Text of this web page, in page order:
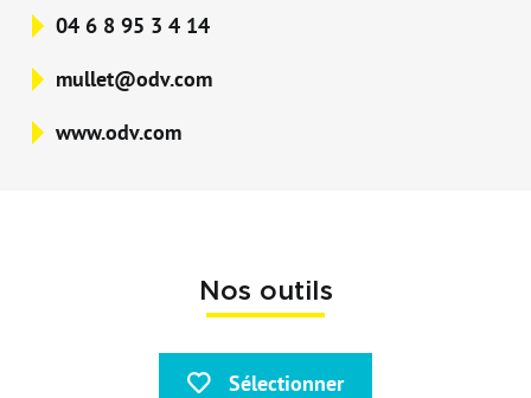
04 6 8 95 3 4 14
mullet@odv.com
www.odv.com
Nos outils
Sélectionner